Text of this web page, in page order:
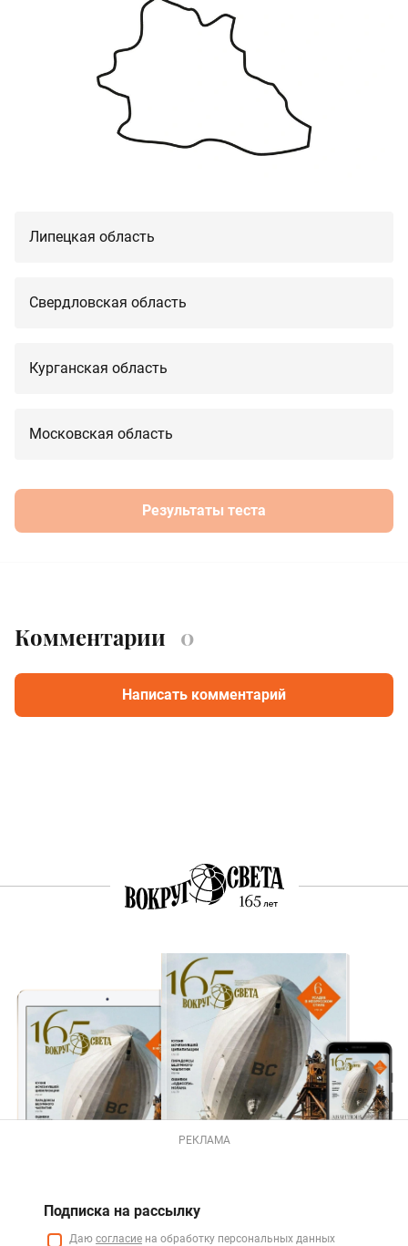
Липецкая область
Свердловская область
Курганская область
Московская область
Результаты теста
Комментарии 0
Написать комментарий
РЕКЛАМА
Подписка на рассылку
Даю согласие на обработку персональных данных